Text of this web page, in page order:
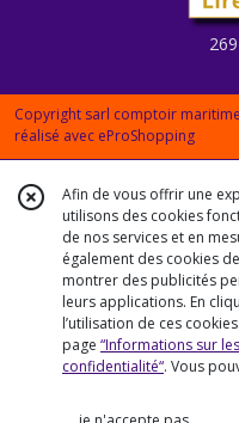
Copyright sarl comptoir
réalisé avec eProShopping
Afin de vous offrir une
utilisons des cookies
de nos services et en
également des cookies
montrer des publicités
leurs applications. En
l’utilisation de ces
page “Informations sur
confidentialité“. Vous